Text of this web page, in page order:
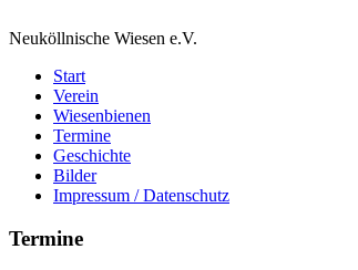
Neuköllnische Wiesen e.V.
Start
Verein
Wiesenbienen
Termine
Geschichte
Bilder
Impressum / Datenschutz
Termine